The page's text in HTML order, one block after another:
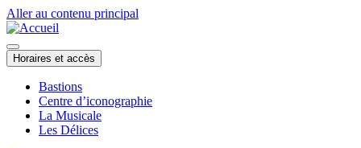
Aller au contenu principal
Horaires et accès
Bastions
Centre d’iconographie
La Musicale
Les Délices